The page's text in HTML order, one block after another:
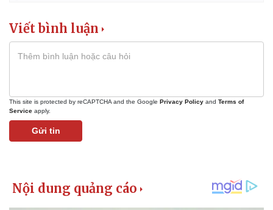
Thể thao
Viết bình luận
This site is protected by reCAPTCHA and the Google Privacy Policy and Terms of
Service apply.
Gửi tin